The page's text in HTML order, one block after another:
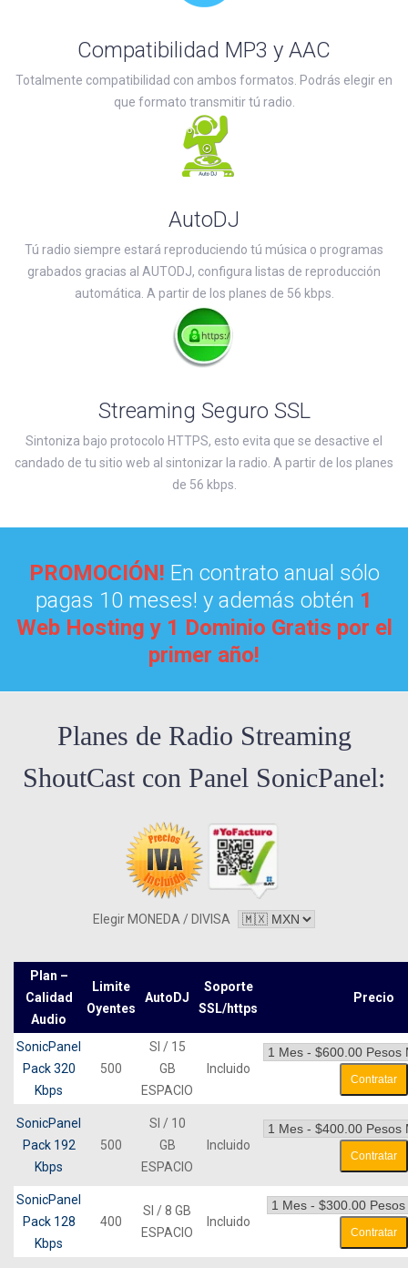
Compatibilidad MP3 y AAC
Totalmente compatibilidad con ambos formatos. Podrás elegir en
que formato transmitir tú radio.
AutoDJ
Tú radio siempre estará reproduciendo tú música o programas
grabados gracias al AUTODJ, configura listas de reproducción
automática. A partir de los planes de 56 kbps.
Streaming Seguro SSL
Sintoniza bajo protocolo HTTPS, esto evita que se desactive el
candado de tu sitio web al sintonizar la radio. A partir de los planes
de 56 kbps.
PROMOCIÓN! En contrato anual sólo
pagas 10 meses! y además obtén 1
Web Hosting y 1 Dominio Gratis por el
primer año!
Planes de Radio Streaming
ShoutCast con Panel SonicPanel:
Elegir MONEDA / DIVISA
Plan –
Calidad
Audio
Limite
Oyentes
AutoDJ
Soporte
SSL/https
Precio
SonicPanel
Pack 320
Kbps
500
SI / 15
GB
ESPACIO
Incluido
Contratar
SonicPanel
Pack 192
Kbps
500
SI / 10
GB
ESPACIO
Incluido
Contratar
SonicPanel
Pack 128
Kbps
400
SI / 8 GB
ESPACIO
Incluido
Contratar